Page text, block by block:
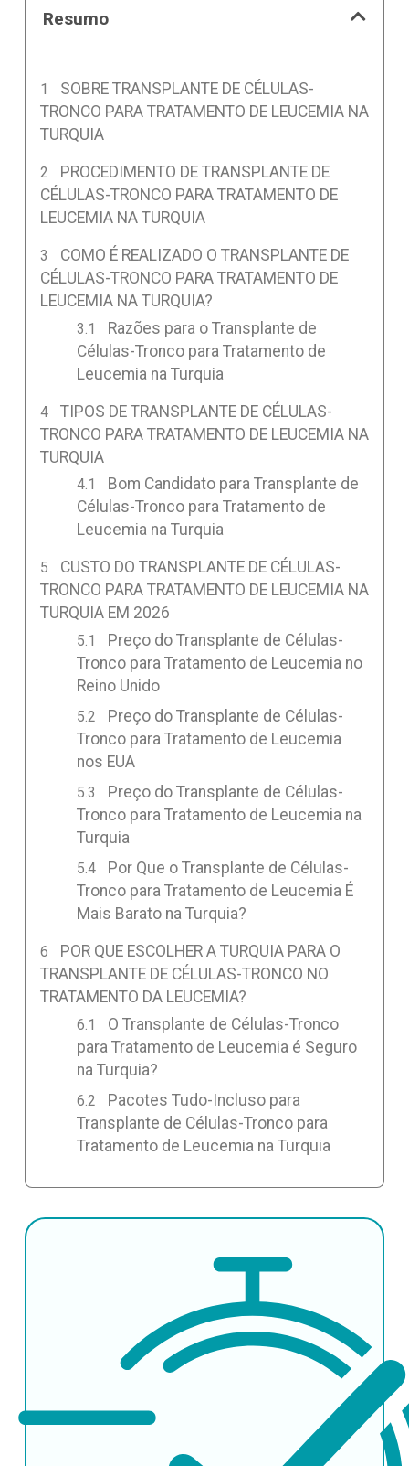
Resumo
SOBRE TRANSPLANTE DE CÉLULAS-
TRONCO PARA TRATAMENTO DE LEUCEMIA NA
TURQUIA
PROCEDIMENTO DE TRANSPLANTE DE
CÉLULAS-TRONCO PARA TRATAMENTO DE
LEUCEMIA NA TURQUIA
COMO É REALIZADO O TRANSPLANTE DE
CÉLULAS-TRONCO PARA TRATAMENTO DE
LEUCEMIA NA TURQUIA?
Razões para o Transplante de
Células-Tronco para Tratamento de
Leucemia na Turquia
TIPOS DE TRANSPLANTE DE CÉLULAS-
TRONCO PARA TRATAMENTO DE LEUCEMIA NA
TURQUIA
Bom Candidato para Transplante de
Células-Tronco para Tratamento de
Leucemia na Turquia
CUSTO DO TRANSPLANTE DE CÉLULAS-
TRONCO PARA TRATAMENTO DE LEUCEMIA NA
TURQUIA EM 2026
Preço do Transplante de Células-
Tronco para Tratamento de Leucemia no
Reino Unido
Preço do Transplante de Células-
Tronco para Tratamento de Leucemia
nos EUA
Preço do Transplante de Células-
Tronco para Tratamento de Leucemia na
Turquia
Por Que o Transplante de Células-
Tronco para Tratamento de Leucemia É
Mais Barato na Turquia?
POR QUE ESCOLHER A TURQUIA PARA O
TRANSPLANTE DE CÉLULAS-TRONCO NO
TRATAMENTO DA LEUCEMIA?
O Transplante de Células-Tronco
para Tratamento de Leucemia é Seguro
na Turquia?
Pacotes Tudo-Incluso para
Transplante de Células-Tronco para
Tratamento de Leucemia na Turquia